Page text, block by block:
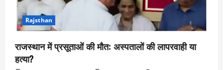
Rajsthan
राजस्थान में प्रसूताओं की मौत: अस्पतालों की लापरवाही या
हत्या?